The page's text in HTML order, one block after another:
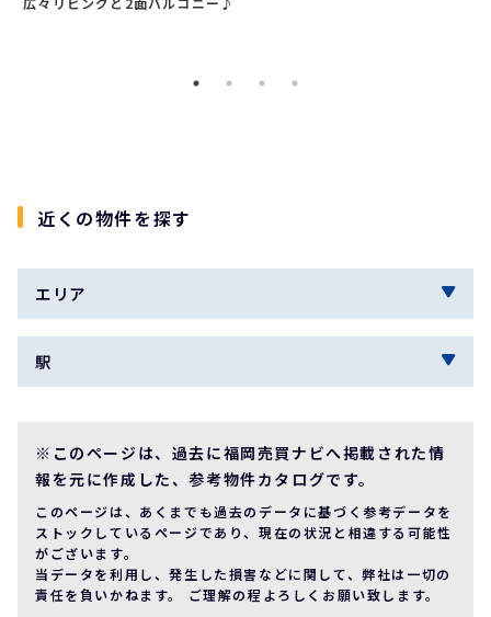
近くの物件を探す
エリア
駅
※このページは、過去に福岡売買ナビへ掲載された情
報を元に作成した、参考物件カタログです。
このページは、あくまでも過去のデータに基づく参考データを
ストックしているページであり、現在の状況と相違する可能性
がございます。
当データを利用し、発生した損害などに関して、弊社は一切の
責任を負いかねます。 ご理解の程よろしくお願い致します。